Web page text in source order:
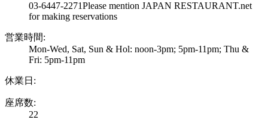
03-6447-2271Please mention JAPAN RESTAURANT.net
for making reservations
営業時間:
Mon-Wed, Sat, Sun & Hol: noon-3pm; 5pm-11pm; Thu &
Fri: 5pm-11pm
休業日:
座席数:
22